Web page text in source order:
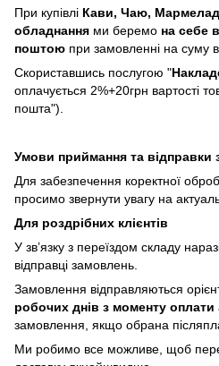
При купівлі Кави, Чаю,
обладнання ми беремо на себе
поштою при замовленні на суму
Скориставшись послугою "
оплачується 2%+20грн вартості
пошта").
Умови приймання та відправки
Для забезпечення коректної
просимо звернути увагу на
Для роздрібних клієнтів
У зв’язку з переїздом складу
відправці замовлень.
Замовлення відправляються
робочих днів з моменту оплати
замовлення, якщо обрана
Ми робимо все можливе, щоб